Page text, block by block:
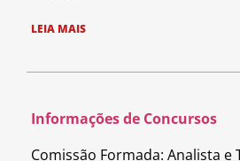
LEIA MAIS
Informações de Concursos
Comissão Formada: Analista e